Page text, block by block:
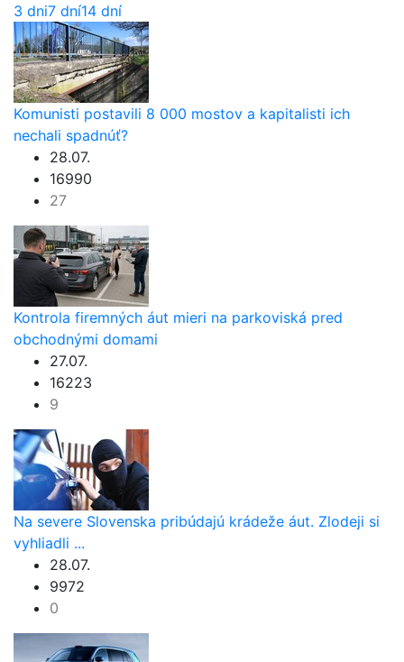
3 dni7 dní14 dní
Komunisti postavili 8 000 mostov a kapitalisti ich
nechali spadnúť?
28.07.
16990
27
Kontrola firemných áut mieri na parkoviská pred
obchodnými domami
27.07.
16223
9
Na severe Slovenska pribúdajú krádeže áut. Zlodeji si
vyhliadli ...
28.07.
9972
0